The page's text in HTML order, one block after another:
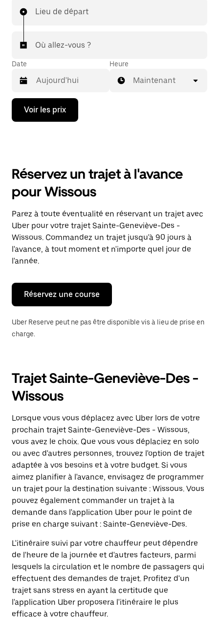
Lieu de départ
Où allez-vous ?
Date
Appuyez
la
ouvrir
calendrier
et
sélectionner
une
date.
Appuyez
sur
la
touche
pour
fermer
calendrier.
Heure
Maintenant
Voir les prix
Réservez un trajet à l'avance
pour Wissous
Parez à toute éventualité en réservant un trajet avec
Uber pour votre trajet Sainte-Geneviève-Des -
Wissous. Commandez un trajet jusqu'à 90 jours à
l'avance, à tout moment et n'importe quel jour de
l'année.
Réservez une course
Uber Reserve peut ne pas être disponible vis à lieu de prise en
charge.
Trajet Sainte-Geneviève-Des -
Wissous
Lorsque vous vous déplacez avec Uber lors de votre
prochain trajet Sainte-Geneviève-Des - Wissous,
vous avez le choix. Que vous vous déplaciez en solo
ou avec d'autres personnes, trouvez l'option de trajet
adaptée à vos besoins et à votre budget. Si vous
aimez planifier à l'avance, envisagez de programmer
un trajet pour la destination suivante : Wissous. Vous
pouvez également commander un trajet à la
demande dans l'application Uber pour le point de
prise en charge suivant : Sainte-Geneviève-Des.
L'itinéraire suivi par votre chauffeur peut dépendre
de l'heure de la journée et d'autres facteurs, parmi
lesquels la circulation et le nombre de passagers qui
effectuent des demandes de trajet. Profitez d'un
trajet sans stress en ayant la certitude que
l'application Uber proposera l'itinéraire le plus
efficace à votre chauffeur.